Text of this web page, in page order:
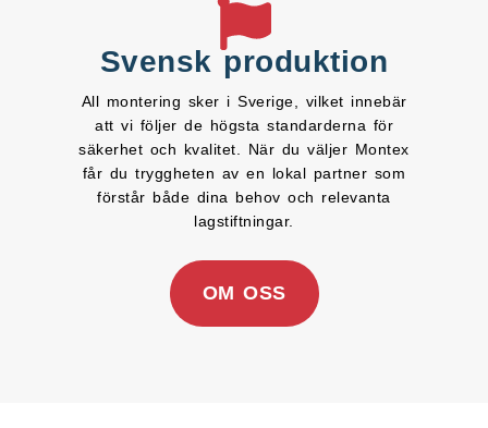
Svensk produktion
All montering sker i Sverige, vilket innebär
att vi följer de högsta standarderna för
säkerhet och kvalitet. När du väljer Montex
får du tryggheten av en lokal partner som
förstår både dina behov och relevanta
lagstiftningar.
OM OSS